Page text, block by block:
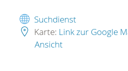
Suchdienst
Karte: Link zur Google
Ansicht